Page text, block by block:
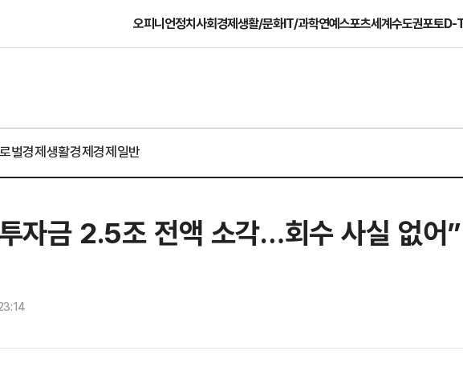
오피니언정치사회경제생활/문화IT/과학연예스포츠세계수도권포토D-
벌경제생활경제경제일반
자금 2.5조 전액 소각…회수 사실 없어”